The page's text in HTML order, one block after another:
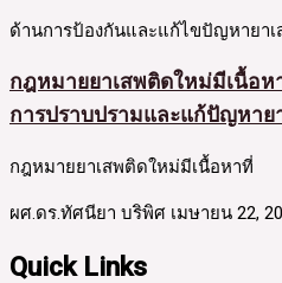
ด้านการป้องกันและแก้ไขปัญหายา
กฎหมายยาเสพติดใหม่มีเนื้อห
การปราบปรามและแก้ปัญหาย
กฎหมายยาเสพติดใหม่มีเนื้อหาที่
ผศ.ดร.ทัศนียา บริพิศ เมษายน 22,
Quick Links